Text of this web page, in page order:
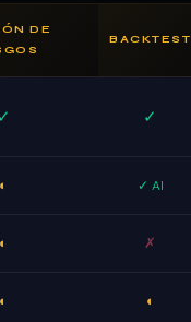
DE
BACKTEST
✓ ✓
◐ ✓ AI
◐ ✗
◐ ◐